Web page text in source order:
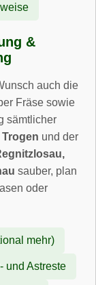
&
auch die
Fräse sowie
sämtlicher
Trogen und der
sauber, plan
oder
mehr)
und Astreste